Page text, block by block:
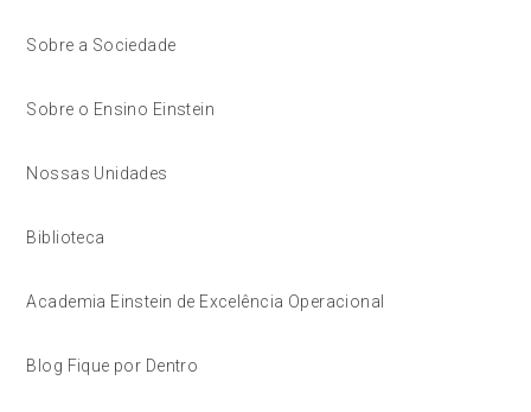
Sobre a Sociedade
Sobre o Ensino Einstein
Nossas Unidades
Biblioteca
Academia Einstein de Excelência Operacional
Blog Fique por Dentro